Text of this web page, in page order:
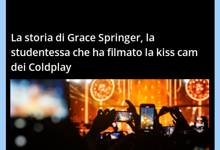
La storia di Grace Springer, la
studentessa che ha filmato la kiss cam
dei Coldplay